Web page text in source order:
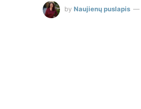
by Naujienų puslapis